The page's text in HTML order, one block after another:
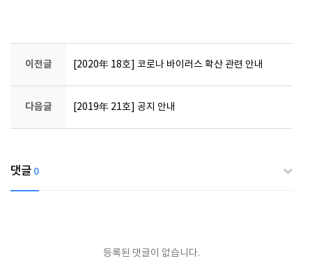
이전글 [2020年 18호] 코로나 바이러스 확산 관련 안내
다음글 [2019年 21호] 공지 안내
댓글 0
등록된 댓글이 없습니다.